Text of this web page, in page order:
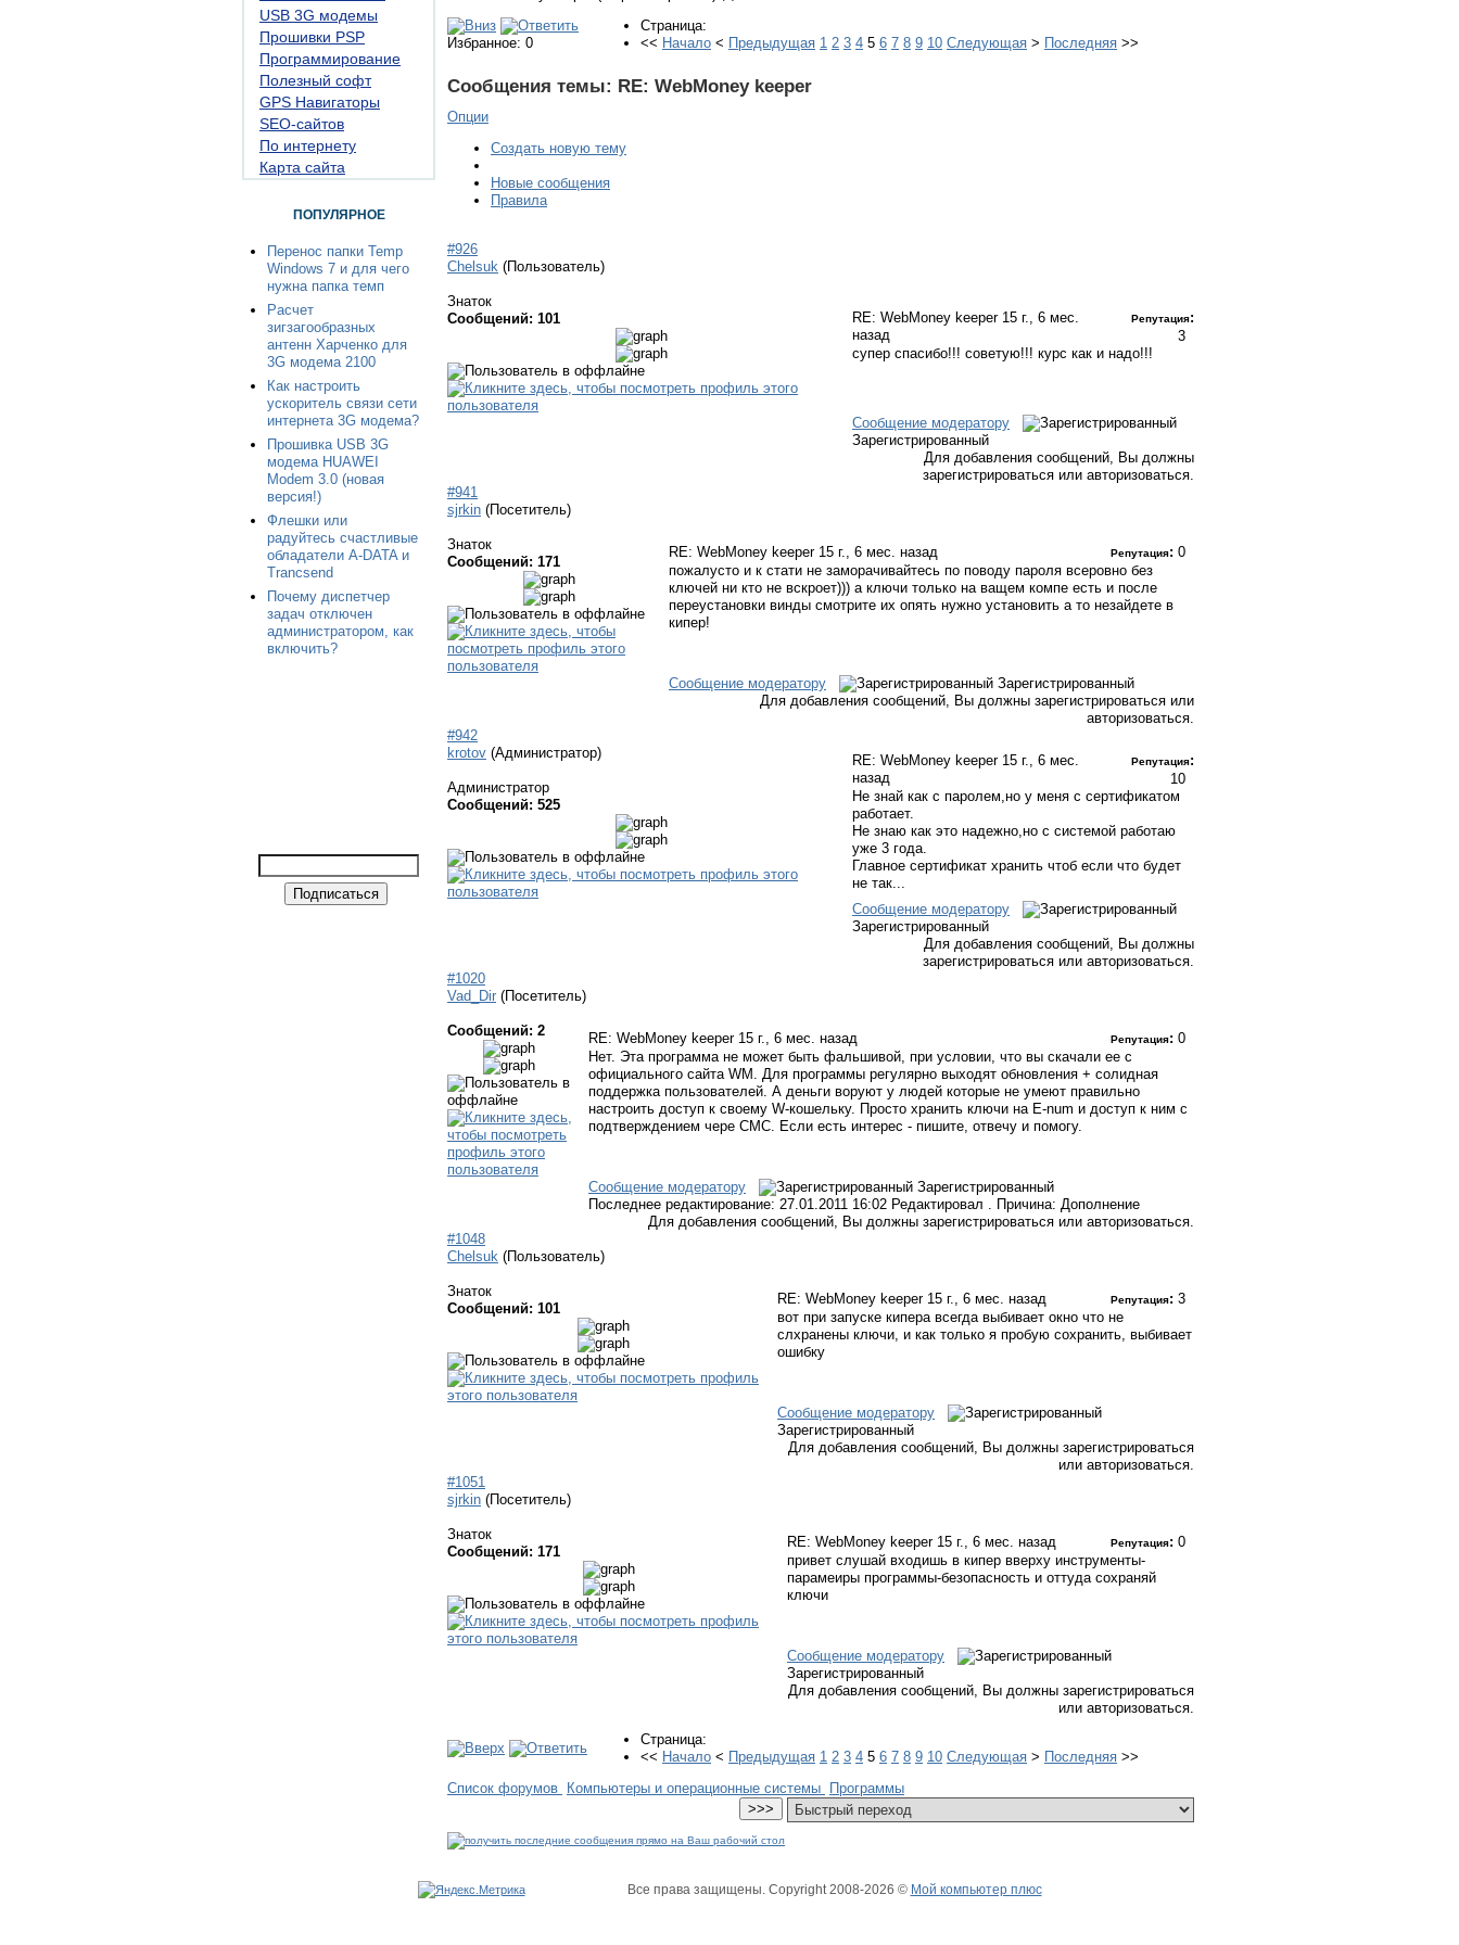
USB 3G модемы
Прошивки PSP
Программирование
Полезный софт
GPS Навигаторы
SEO-сайтов
По интернету
Карта сайта
ПОПУЛЯРНОЕ
Перенос папки Temp
Windows 7 и для чего
нужна папка темп
Расчет
зигзагообразных
антенн Харченко для
3G модема 2100
Как настроить
ускоритель связи сети
интернета 3G модема?
Прошивка USB 3G
модема HUAWEI
Modem 3.0 (новая
версия!)
Флешки или
радуйтесь счастливые
обладатели A-DATA и
Trancsend
Почему диспетчер
задач отключен
администратором, как
включить?
Избранное: 0
Страница:
<< Начало < Предыдущая 1 2 3 4 5 6 7 8 9 10 Следующая > Последняя >>
Сообщения темы: RE: WebMoney keeper
Опции
Создать новую тему
Новые сообщения
Правила
#926
Chelsuk (Пользователь)
Знаток
Сообщений: 101
RE: WebMoney keeper 15 г., 6 мес.
назад
Репутация:
3
супер спасибо!!! советую!!! курс как и надо!!!
Сообщение модератору
Зарегистрированный
Для добавления сообщений, Вы должны
зарегистрироваться или авторизоваться.
#941
sjrkin (Посетитель)
Знаток
Сообщений: 171
RE: WebMoney keeper 15 г., 6 мес. назад Репутация: 0
пожалусто и к стати не заморачивайтесь по поводу пароля всеровно без
ключей ни кто не вскроет))) а ключи только на ващем компе есть и после
переустановки винды смотрите их опять нужно установить а то незайдете в
кипер!
Сообщение модератору
Зарегистрированный
Для добавления сообщений, Вы должны зарегистрироваться или
авторизоваться.
#942
krotov (Администратор)
Администратор
Сообщений: 525
RE: WebMoney keeper 15 г., 6 мес.
назад
Репутация:
10
Не знай как с паролем,но у меня с сертификатом
работает.
Не знаю как это надежно,но с системой работаю
уже 3 года.
Главное сертификат хранить чтоб если что будет
не так...
Сообщение модератору
Зарегистрированный
Для добавления сообщений, Вы должны
зарегистрироваться или авторизоваться.
#1020
Vad_Dir (Посетитель)
Сообщений: 2 RE: WebMoney keeper 15 г., 6 мес. назад Репутация: 0
Нет. Эта программа не может быть фальшивой, при условии, что вы скачали ее с
официального сайта WM. Для программы регулярно выходят обновления + солидная
поддержка пользователей. А деньги воруют у людей которые не умеют правильно
настроить доступ к своему W-кошельку. Просто хранить ключи на E-num и доступ к ним с
подтверждением чере СМС. Если есть интерес - пишите, отвечу и помогу.
Сообщение модератору
Зарегистрированный
Последнее редактирование: 27.01.2011 16:02 Редактировал . Причина: Дополнение
Для добавления сообщений, Вы должны зарегистрироваться или авторизоваться.
#1048
Chelsuk (Пользователь)
Знаток
Сообщений: 101
RE: WebMoney keeper 15 г., 6 мес. назад Репутация: 3
вот при запуске кипера всегда выбивает окно что не
слхранены ключи, и как только я пробую сохранить, выбивает
ошибку
Сообщение модератору
Зарегистрированный
Для добавления сообщений, Вы должны зарегистрироваться
или авторизоваться.
#1051
sjrkin (Посетитель)
Знаток
Сообщений: 171
RE: WebMoney keeper 15 г., 6 мес. назад Репутация: 0
привет слушай входишь в кипер вверху инструменты-
парамеиры программы-безопасность и оттуда сохраняй
ключи
Сообщение модератору
Зарегистрированный
Для добавления сообщений, Вы должны зарегистрироваться
или авторизоваться.
Страница:
<< Начало < Предыдущая 1 2 3 4 5 6 7 8 9 10 Следующая > Последняя >>
Список форумов
Компьютеры и операционные системы Программы
Все права защищены. Copyright2008-2026 © Мой компьютер плюс